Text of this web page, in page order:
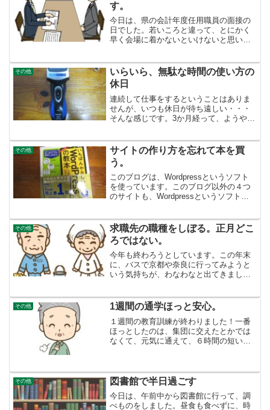
す。
今日は、県の会計年度任用職員の面接の
日でした。若いころと違って、とにかく
早く会場に着かないといけないと思いま
がありましたので、待っている間測りま
したが、血圧は正常１２３...
その他
いらいら、無駄な時間の使い方の
休日
連続して仕事をするということはありま
せんが、いつも休日が待ち遠しい・・・
そんな感じです。3か月経って、ようや
慣れてきたのかもしれません。）しか
し、充実した休日を過ごして...
その他
サイトの作り方を忘れて本を買
う。
このブログは、Wordpressというソフト
を使っています。このブログ以外の４つ
のサイトも、Wordpressというソフトに
いました。一番最初は、県立図書館で
Wordp...
その他
求職先の職種をしぼる。正月どこ
ろではない。
今年も終わろうとしています。この年末
に、バスで京都や奈良に行ってみようと
いう気持ちが、わなわなと出てきまし
になりました。ぐっとこらえて、「今は
そういうときではない。仕事...
その他 1週間の通学ほっと安心。
１週間の教育訓練が終わりました！一番
ほっとしたのは、集団に交えたとかでは
なくて、元気に通えて、６時間の短い授
ませんが、だいたいそれぐ...
その他 図書館で半日過ごす
今日は、午前中から図書館に行って、調
べものをしました。昼食も食べずに、時